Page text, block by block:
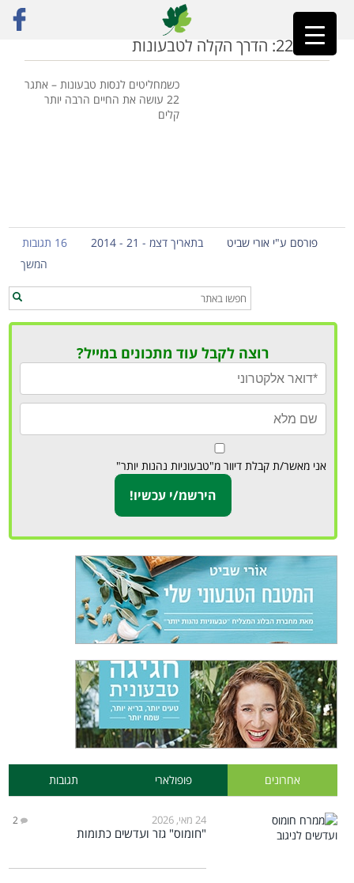
ראשי»אתגר 22
אתגר 22: הדרך הקלה לטבעונות
כשמחליטים לנסות טבעונות – אתגר
22 עושה את החיים הרבה יותר
קלים
פורסם ע"י אורי שביט בתאריך דצמ - 21 - 2014
16 תגובות
המשך
רוצה לקבל עוד מתכונים במייל?
אני מאשר/ת קבלת דיוור מ"טבעוניות נהנות יותר"
אחרונים פופולארי תגובות
24 מאי, 2026 2
"חומוס" גזר ועדשים כתומות